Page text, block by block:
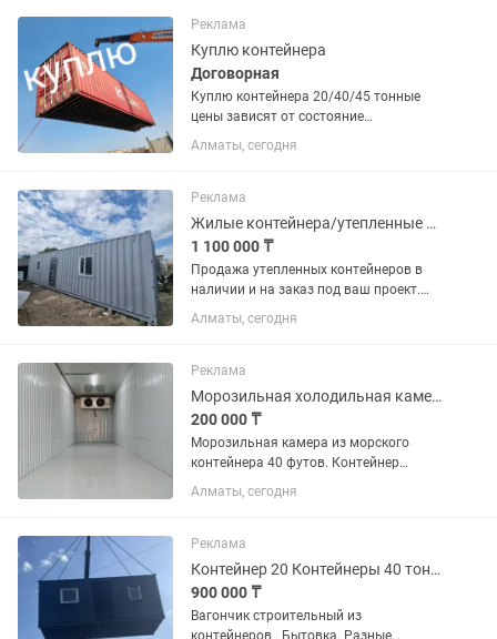
Реклама
Куплю контейнера
Договорная
Куплю контейнера 20/40/45 тонные
цены зависят от состояние
контейнеров. Также принимаем
контейнера под реализацию имеется
предлагайте свои выгодные
предложения
Алматы, сегодня
Реклама
Жилые контейнера/утепленные контейнера/офисы/прорабская
1 100 000 ₸
Продажа утепленных контейнеров в
наличии и на заказ под ваш проект.
Наша компания занимается продажей
пустых и утепленных контейнеров
контейнера: -20 тонный из osb...
Алматы, сегодня
Реклама
Морозильная холодильная камера -контейнер
200 000 ₸
Морозильная камера из морского
контейнера 40 футов. Контейнер
полностью утеплен. Температура+5 до
-18%. Продам или сдам в аренду.
Кайрат по Рыскулова.
Алматы, сегодня
Реклама
Контейнер 20 Контейнеры 40 тонн Контейнер Утепленный
900 000 ₸
Вагончик строительный из
контейнеров . Бытовка. Разные